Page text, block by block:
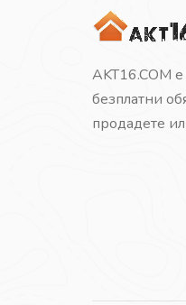
AKT16.COM
безплатни
продадете